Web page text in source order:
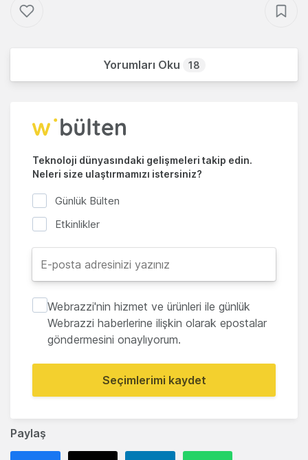
Paylaş
Yorumları Oku 18
Teknoloji dünyasındaki gelişmeleri takip edin.
Neleri size ulaştırmamızı istersiniz?
Günlük Bülten
Etkinlikler
Webrazzi'nin hizmet ve ürünleri ile günlük
Webrazzi haberlerine ilişkin olarak epostalar
göndermesini onaylıyorum.
Seçimlerimi kaydet